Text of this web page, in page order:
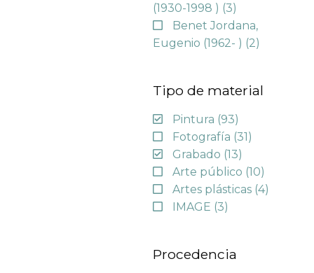
(1930-1998 ) (3)
Benet Jordana,
Eugenio (1962- ) (2)
Tipo de material
Pintura (93)
Fotografía (31)
Grabado (13)
Arte público (10)
Artes plásticas (4)
IMAGE (3)
Procedencia